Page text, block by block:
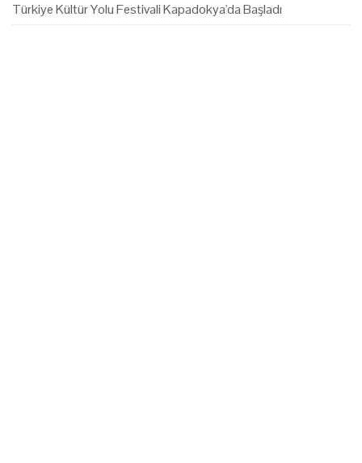
Türkiye Kültür Yolu Festivali Kapadokya'da Başladı